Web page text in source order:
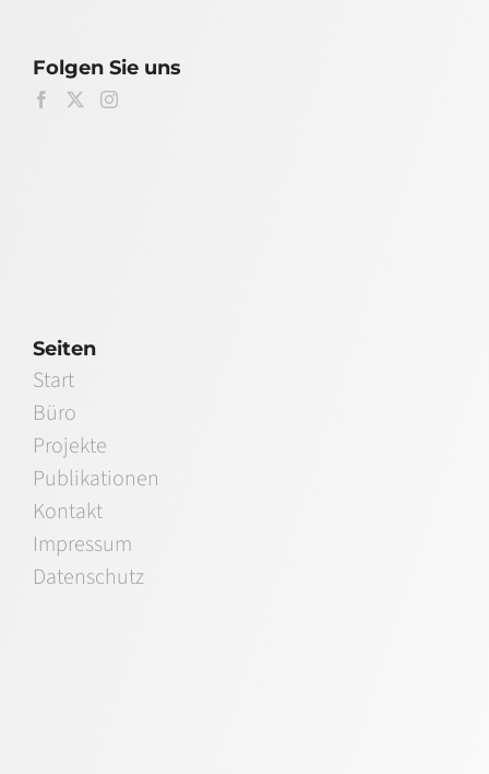
Folgen Sie uns
Seiten
Start
Büro
Projekte
Publikationen
Kontakt
Impressum
Datenschutz